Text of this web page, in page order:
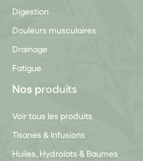
Digestion
Douleurs musculaires
Drainage
Fatigue
Nos produits
Voir tous les produits
Tisanes & Infusions
Huiles, Hydrolats & Baumes